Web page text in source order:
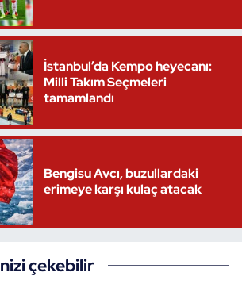
İstanbul’da Kempo heyecanı:
Milli Takım Seçmeleri
tamamlandı
Bengisu Avcı, buzullardaki
erimeye karşı kulaç atacak
çekebilir